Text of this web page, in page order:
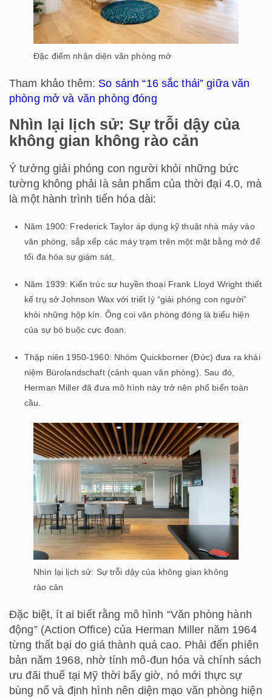
Đặc điểm nhận diện văn phòng mở
Tham khảo thêm: So sánh “16 sắc thái” giữa văn
phòng mở và văn phòng đóng
Nhìn lại lịch sử: Sự trỗi dậy của
không gian không rào cản
Ý tưởng giải phóng con người khỏi những bức
tường không phải là sản phẩm của thời đại 4.0, mà
là một hành trình tiến hóa dài:
Năm 1900: Frederick Taylor áp dụng kỹ thuật nhà máy vào
văn phòng, sắp xếp các máy trạm trên một mặt bằng mở để
tối đa hóa sự giám sát.
Năm 1939: Kiến trúc sư huyền thoại Frank Lloyd Wright thiết
kế trụ sở Johnson Wax với triết lý “giải phóng con người”
khỏi những hộp kín. Ông coi văn phòng đóng là biểu hiện
của sự bó buộc cực đoan.
Thập niên 1950-1960: Nhóm Quickborner (Đức) đưa ra khái
niệm Bürolandschaft (cảnh quan văn phòng). Sau đó,
Herman Miller đã đưa mô hình này trở nên phổ biến toàn
cầu.
Nhìn lại lịch sử: Sự trỗi dậy của không gian không
rào cản
Đặc biệt, ít ai biết rằng mô hình “Văn phòng hành
động” (Action Office) của Herman Miller năm 1964
từng thất bại do giá thành quá cao. Phải đến phiên
bản năm 1968, nhờ tính mô-đun hóa và chính sách
ưu đãi thuế tại Mỹ thời bấy giờ, nó mới thực sự
bùng nổ và định hình nên diện mạo văn phòng hiện